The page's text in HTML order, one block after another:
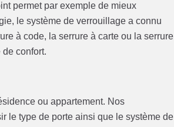
permet par exemple de mieux
le système de verrouillage a connu
à code, la serrure à carte ou la serrure
confort.
ou appartement. Nos
le type de porte ainsi que le système de